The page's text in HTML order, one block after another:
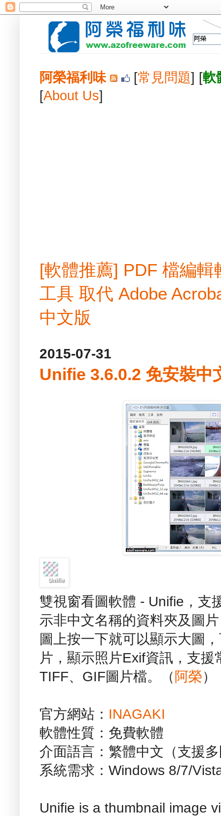
阿榮福利味 [常見問題] [軟
[About Us]
[軟體推薦] PDF 檔編
工具 取代 Adobe
中文版
2015-07-31
Unifie 3.6.0.2 免安裝中
雙視窗看圖軟體 - Unifie，支
示非中文名稱的資料夾及圖
圖上按一下就可以顯示大圖
片，顯示照片Exif資訊，支
TIFF、GIF圖片檔。（ 阿榮）
官方網站： INAGAKI
軟體性質：免費軟體
介面語言：繁體中文（支援
系統需求：Windows 8/7/
Unifie is a thumbnail image